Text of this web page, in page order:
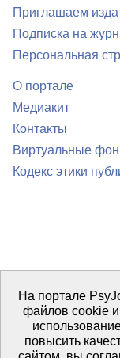
Приглашаем
Подписка на
Персональная
О портале
Медиакит
Контакты
Виртуальные
Кодекс этики
Портал
Правила
Свидетельство
2016 г.
На портале
файлов cookie и
повысить